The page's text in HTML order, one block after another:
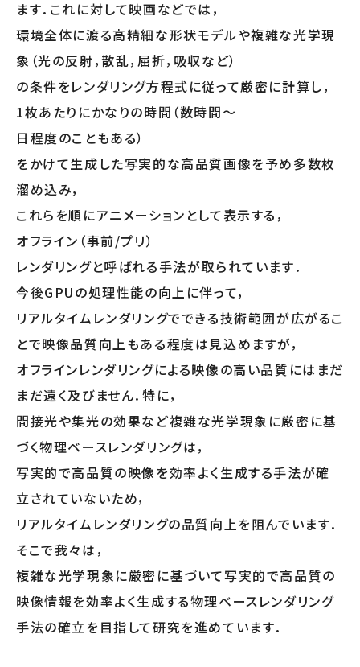
ます．これに対して映画などでは，
環境全体に渡る高精細な形状モデルや複雑な光学現
象（光の反射，散乱，屈折，吸収など）
の条件をレンダリング方程式に従って厳密に計算し，
1枚あたりにかなりの時間（数時間～
日程度のこともある）
をかけて生成した写実的な高品質画像を予め多数枚
溜め込み，
これらを順にアニメーションとして表示する，
オフライン（事前/プリ）
レンダリングと呼ばれる手法が取られています．
今後GPUの処理性能の向上に伴って，
リアルタイムレンダリングでできる技術範囲が広がるこ
とで映像品質向上もある程度は見込めますが，
オフラインレンダリングによる映像の高い品質にはまだ
まだ遠く及びません．特に，
間接光や集光の効果など複雑な光学現象に厳密に基
づく物理ベースレンダリングは，
写実的で高品質の映像を効率よく生成する手法が確
立されていないため，
リアルタイムレンダリングの品質向上を阻んでいます．
そこで我々は，
複雑な光学現象に厳密に基づいて写実的で高品質の
映像情報を効率よく生成する物理ベースレンダリング
手法の確立を目指して研究を進めています．